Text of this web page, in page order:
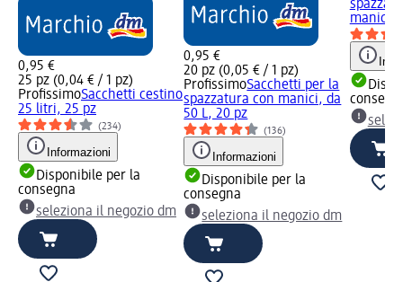
0,95 €
25 pz (0,04 € / 1 pz)
ProfissimoSacchetti cestino
25 litri, 25 pz
(234)
Informazioni
Disponibile per la
consegna
seleziona il negozio dm
0,95 €
20 pz (0,05 € / 1 pz)
ProfissimoSacchetti per la
spazzatura con manici, da
50 L, 20 pz
(136)
Informazioni
Disponibile per la
consegna
seleziona il negozio dm
manici,